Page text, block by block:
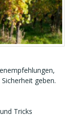
geben.
Tricks